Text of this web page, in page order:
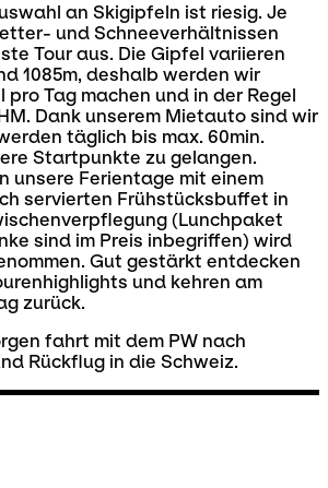
an Skigipfeln ist riesig. Je
und Schneeverhältnissen
Tour aus. Die Gipfel variieren
1085m, deshalb werden wir
Tag machen und in der Regel
Dank unserem Mietauto sind wir
täglich bis max. 60min.
Startpunkte zu gelangen.
unsere Ferientage mit einem
servierten Frühstücksbuffet in
(Lunchpaket
sind im Preis inbegriffen) wird
Gut gestärkt entdecken
und kehren am
zurück.
fahrt mit dem PW nach
Rückflug in die Schweiz.